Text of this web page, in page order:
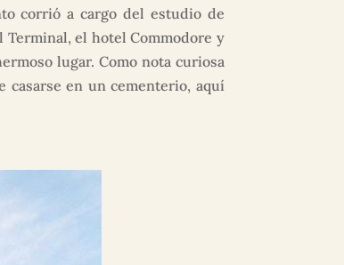
corrió a cargo del estudio de
Terminal, el hotel Commodore y
lugar. Como nota curiosa
casarse en un cementerio, aquí